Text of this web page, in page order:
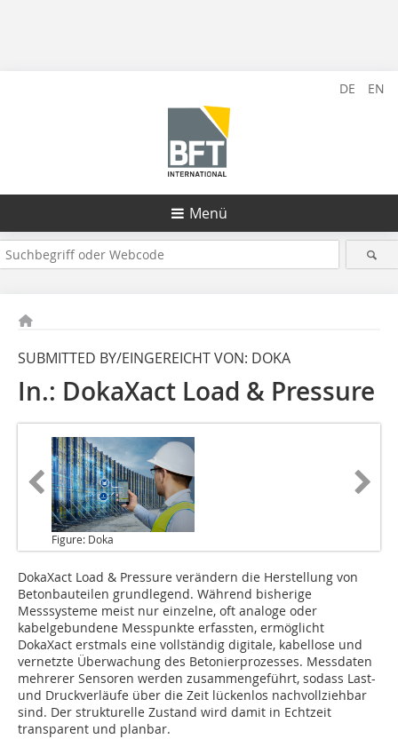
DE EN
Menü
SUBMITTED BY/EINGEREICHT VON: DOKA
In.: DokaXact Load & Pressure
Figure: Doka
DokaXact Load & Pressure verändern die Herstellung von
Betonbauteilen grundlegend. Während bisherige
Messsysteme meist nur einzelne, oft analoge oder
kabelgebundene Messpunkte erfassten, ermöglicht
DokaXact erstmals eine vollständig digitale, kabellose und
vernetzte Überwachung des Betonierprozesses. Messdaten
mehrerer Sensoren werden zusammengeführt, sodass Last-
und Druckverläufe über die Zeit lückenlos nachvollziehbar
sind. Der strukturelle Zustand wird damit in Echtzeit
transparent und planbar.